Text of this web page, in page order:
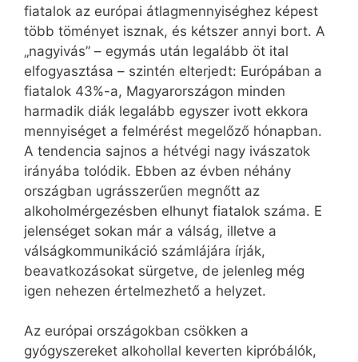
fiatalok az európai átlagmennyiséghez képest
több töményet isznak, és kétszer annyi bort. A
„nagyivás” – egymás után legalább öt ital
elfogyasztása – szintén elterjedt: Európában a
fiatalok 43%-a, Magyarországon minden
harmadik diák legalább egyszer ivott ekkora
mennyiséget a felmérést megelőző hónapban.
A tendencia sajnos a hétvégi nagy ivászatok
irányába tolódik. Ebben az évben néhány
országban ugrásszerűen megnőtt az
alkoholmérgezésben elhunyt fiatalok száma. E
jelenséget sokan már a válság, illetve a
válságkommunikáció számlájára írják,
beavatkozásokat sürgetve, de jelenleg még
igen nehezen értelmezhető a helyzet.
Az európai országokban csökken a
gyógyszereket alkohollal keverten kipróbálók,